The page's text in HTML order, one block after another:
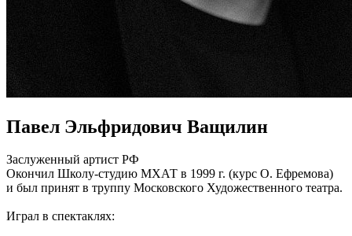
Павел Эльфридович Ващилин
Заслуженный артист РФ
Окончил Школу-студию МХАТ в 1999 г. (курс О. Ефремова)
и был принят в труппу Московского Художественного театра.
Играл в спектаклях: